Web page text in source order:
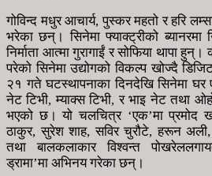
गोविन्द मधुर आचार्य, पुस्कर महतो र हरि
भरेका छन्। सिनेमा फ्याक्ट्रीको ब्यानरमा
निर्माता आत्मा गुरागाईं र सोफिया थापा हुन्।
परेको सिनेमा उद्योगको विकल्प खोज्दै
२१ गते घटस्थापनाका दिनदेखि सिनेमा घर
नेट टिभी, म्याक्स टिभी, र भाइ नेट तथा
भएको छ। यो चलचित्र ‘एक’मा प्रमोद
ठाकुर, सुरेश शाह, सविर चुरौटे, हरून अली,
तथा बालकलाकार विश्वन्त
ड्रामा’मा अभिनय गरेका छन्।